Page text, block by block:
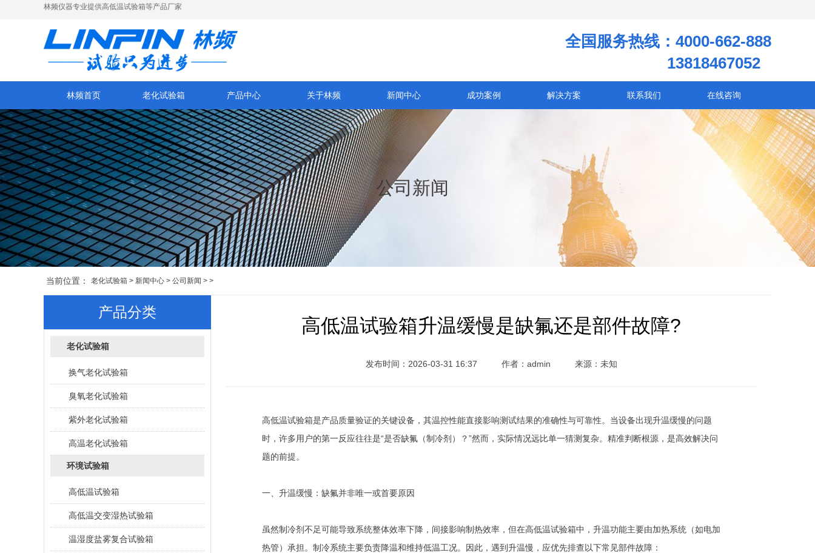
林频仪器专业提供高低温试验箱等产品厂家
全国服务热线：4000-662-888
13818467052
林频首页 老化试验箱 产品中心 关于林频 新闻中心 成功案例 解决方案 联系我们 在线咨询
公司新闻
当前位置： 老化试验箱 > 新闻中心 > 公司新闻 > >
产品分类
老化试验箱
换气老化试验箱
臭氧老化试验箱
紫外老化试验箱
高温老化试验箱
环境试验箱
高低温试验箱
高低温交变湿热试验箱
温湿度盐雾复合试验箱
高低温试验箱升温缓慢是缺氟还是部件故障?
发布时间：2026-03-31 16:37 作者：admin 来源：未知
高低温试验箱是产品质量验证的关键设备，其温控性能直接影响测试结果的准确性与可靠性。当设备出现升温缓慢的问题
时，许多用户的第一反应往往是“是否缺氟（制冷剂）？”然而，实际情况远比单一猜测复杂。精准判断根源，是高效解决问
题的前提。
一、升温缓慢：缺氟并非唯一或首要原因
虽然制冷剂不足可能导致系统整体效率下降，间接影响制热效率，但在高低温试验箱中，升温功能主要由加热系统（如电加
热管）承担。制冷系统主要负责降温和维持低温工况。因此，遇到升温慢，应优先排查以下常见部件故障：